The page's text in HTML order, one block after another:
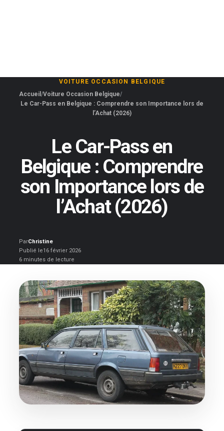
VOITURE OCCASION BELGIQUE
Accueil Voiture Occasion Belgique
Le Car-Pass en Belgique : Comprendre son Importance lors de
l’Achat (2026)
Le Car-Pass en
Belgique : Comprendre
son Importance lors de
l’Achat (2026)
ParChristine
Publié le16 février 2026
6 minutes de lecture